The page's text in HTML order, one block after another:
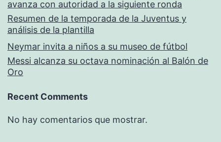
avanza con autoridad a la siguiente ronda
Resumen de la temporada de la Juventus y
análisis de la plantilla
Neymar invita a niños a su museo de fútbol
Messi alcanza su octava nominación al Balón de
Oro
Recent Comments
No hay comentarios que mostrar.